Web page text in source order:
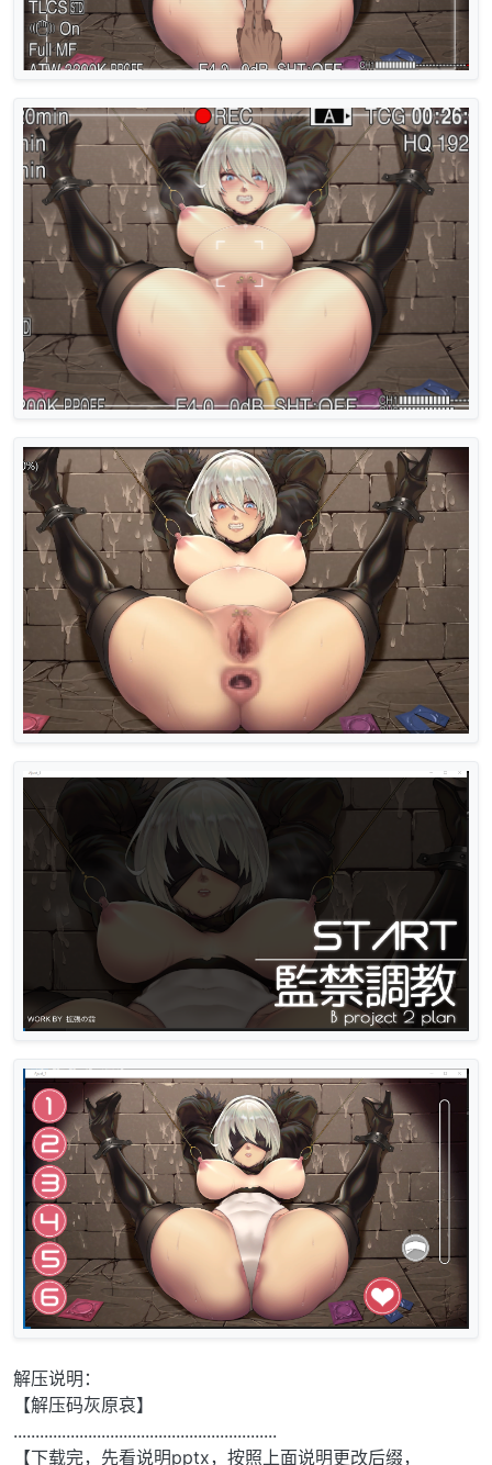
解压说明：
【解压码灰原哀】
............................................................
【下载完，先看说明pptx，按照上面说明更改后缀，